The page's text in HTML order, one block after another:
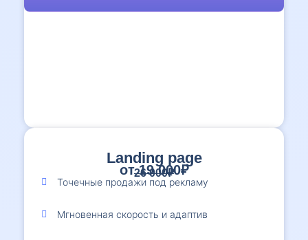
Landing page
от 19 000₽
26 000₽
Точечные продажи под рекламу
Мгновенная скорость и адаптив